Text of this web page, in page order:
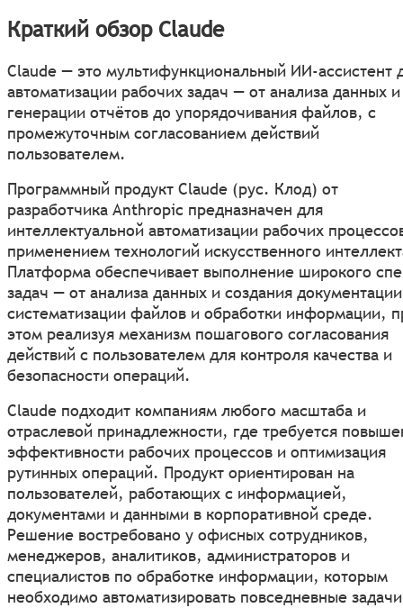
Краткий обзор Claude
Claude — это мультифункциональный ИИ-ассистент
автоматизации рабочих задач — от анализа данных и
генерации отчётов до упорядочивания файлов, с
промежуточным согласованием действий
пользователем.
Программный продукт Claude (рус. Клод) от
разработчика Anthropic предназначен для
интеллектуальной автоматизации рабочих
применением технологий искусственного
Платформа обеспечивает выполнение широкого
задач — от анализа данных и создания
систематизации файлов и обработки информации,
этом реализуя механизм пошагового согласования
действий с пользователем для контроля качества и
безопасности операций.
Claude подходит компаниям любого масштаба и
отраслевой принадлежности, где требуется
эффективности рабочих процессов и оптимизация
рутинных операций. Продукт ориентирован на
пользователей, работающих с информацией,
документами и данными в корпоративной среде.
Решение востребовано у офисных сотрудников,
менеджеров, аналитиков, администраторов и
специалистов по обработке информации, которым
необходимо автоматизировать повседневные